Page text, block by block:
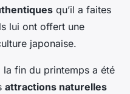
qu’il a faites
lui ont offert une
japonaise.
la fin du printemps a été
attractions naturelles